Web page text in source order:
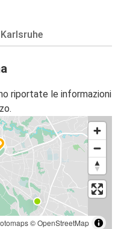
Karlsruhe
riportate le informazioni
©OpenStreetMap